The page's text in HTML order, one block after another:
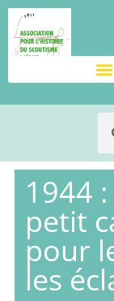
1944
petit
pour
les